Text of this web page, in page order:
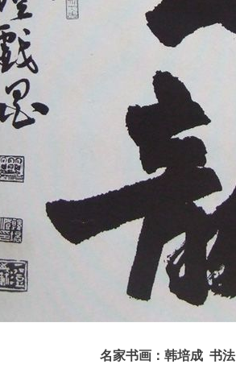
名家书画：韩培成 书法